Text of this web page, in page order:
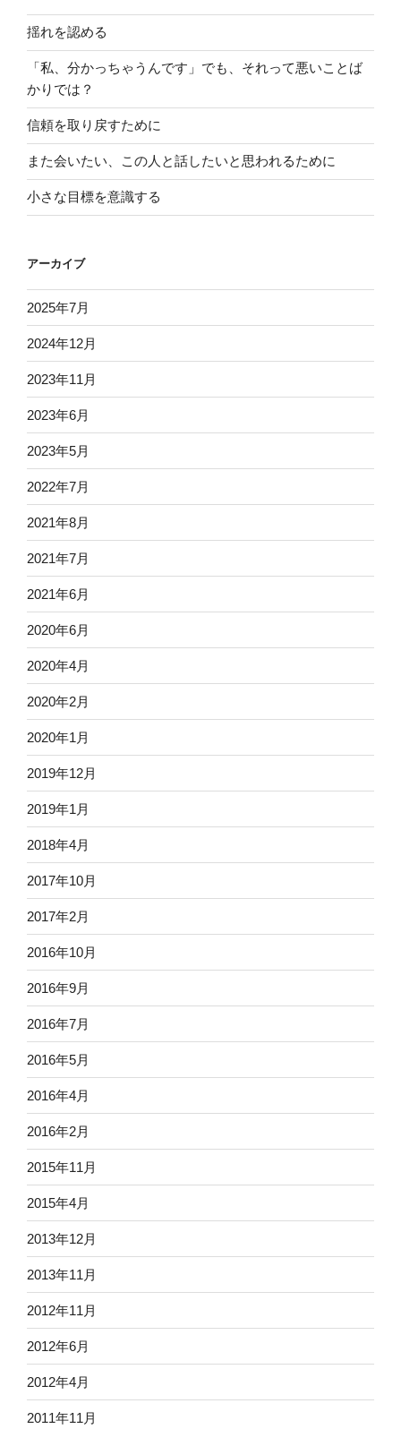
揺れを認める
「私、分かっちゃうんです」でも、それって悪いことば
かりでは？
信頼を取り戻すために
また会いたい、この人と話したいと思われるために
小さな目標を意識する
アーカイブ
2025年7月
2024年12月
2023年11月
2023年6月
2023年5月
2022年7月
2021年8月
2021年7月
2021年6月
2020年6月
2020年4月
2020年2月
2020年1月
2019年12月
2019年1月
2018年4月
2017年10月
2017年2月
2016年10月
2016年9月
2016年7月
2016年5月
2016年4月
2016年2月
2015年11月
2015年4月
2013年12月
2013年11月
2012年11月
2012年6月
2012年4月
2011年11月